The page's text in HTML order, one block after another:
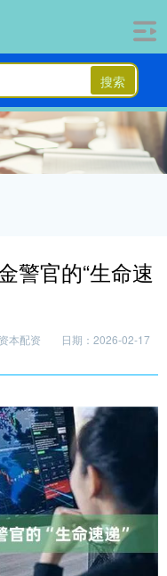
搜索
警官的“生命速
本配资
日期：2026-02-17